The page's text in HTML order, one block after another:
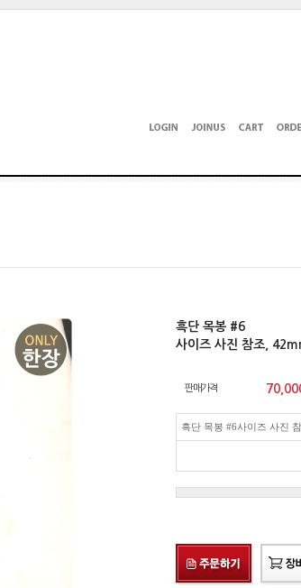
흑단 목봉 #6
사이즈 사진 참조,
판매가격
흑단 목봉 #6사이즈 사진